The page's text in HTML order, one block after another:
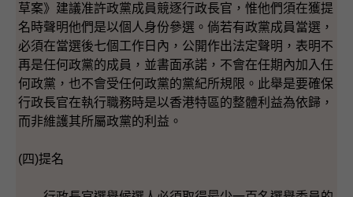
草案》建議准許政黨成員競逐行政長官，惟他們須在獲提
名時聲明他們是以個人身份參選。倘若有政黨成員當選，
必須在當選後七個工作日內，公開作出法定聲明，表明不
再是任何政黨的成員，並書面承諾，不會在任期內加入任
何政黨，也不會受任何政黨的黨紀所規限。此舉是要確保
行政長官在執行職務時是以香港特區的整體利益為依歸，
而非維護其所屬政黨的利益。
(四)提名